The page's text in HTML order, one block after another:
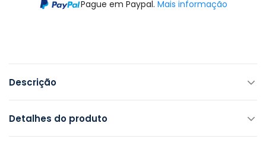
Pague em Paypal. Mais informação
Descrição
Detalhes do produto